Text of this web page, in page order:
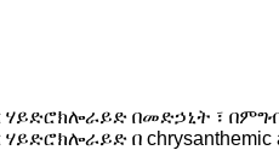
በመድኃኒት ፣ በምግብ
በ chrysanthemic